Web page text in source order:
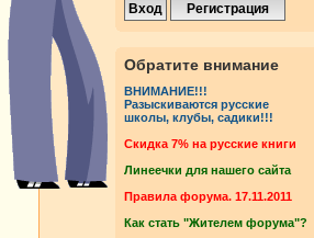
Обратите внимание
ВНИМАНИЕ!!!
Разыскиваются русские
школы, клубы, садики!!!
Cкидка 7% на русские книги
Линеечки для нашего сайта
Правила форума. 17.11.2011
Как стать "Жителем форума"?